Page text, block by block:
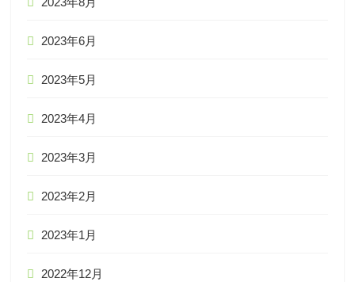
2023年6月
2023年5月
2023年4月
2023年3月
2023年2月
2023年1月
2022年12月